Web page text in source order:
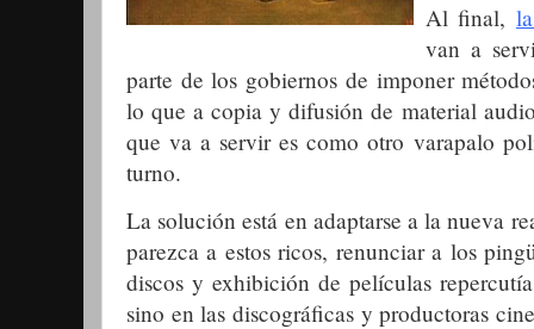
Al final,
van a
parte de los gobiernos de imponer
lo que a copia y difusión de material
que va a servir es como otro varapalo
turno.
La solución está en adaptarse a la nueva
parezca a estos ricos, renunciar a los
discos y exhibición de películas
sino en las discográficas y productoras